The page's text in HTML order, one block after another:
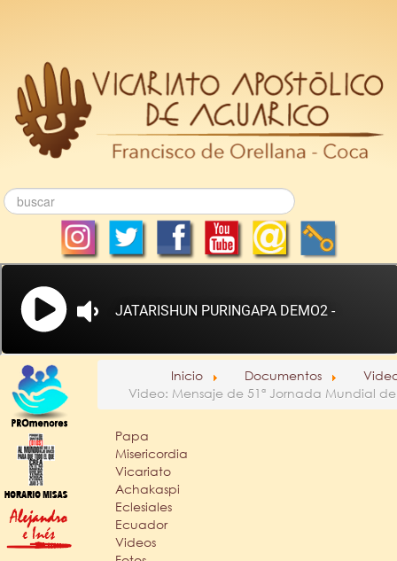
Inicio Documentos
Video: Mensaje de 51ª Jornada Mundial
Papa
Misericordia
Vicariato
Achakaspi
Eclesiales
Ecuador
Videos